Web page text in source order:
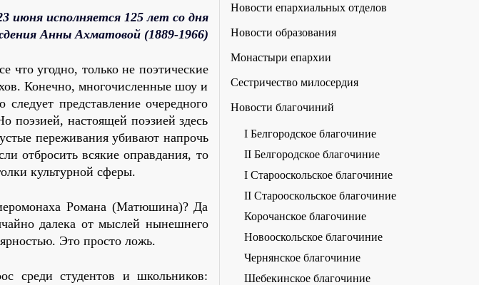
июня исполняется 125 лет со дня
Анны Ахматовой (1889-1966)
что угодно, только не поэтические
Конечно, многочисленные шоу и
представление очередного
поэзией, настоящей поэзией здесь
переживания убивают напрочь
отбросить всякие оправдания, то
культурной сферы.
Романа (Матюшина)? Да
далека от мыслей нынешнего
Это просто ложь.
среди студентов и школьников:
Новости епархиальных отделов
Новости образования
Монастыри епархии
Сестричество милосердия
Новости благочиний
I Белгородское благочиние
II Белгородское благочиние
I Старооскольское благочиние
II Старооскольское благочиние
Корочанское благочиние
Новооскольское благочиние
Чернянское благочиние
Шебекинское благочиние